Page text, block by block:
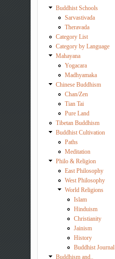
Buddhist Schools
Sarvastivada
Theravada
Category List
Category by Language
Mahayana
Yogacara
Madhyamaka
Chinese Buddhism
Chan/Zen
Tian Tai
Pure Land
Tibetan Buddhism
Buddhist Cultivation
Paths
Meditation
Philo & Religion
East Philosophy
West Philosophy
World Religions
Islam
Hinduism
Christianity
Jainism
History
Buddhist Journal
Buddhism and..